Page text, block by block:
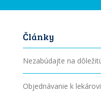
Články
Nezabúdajte na
Objednávanie k